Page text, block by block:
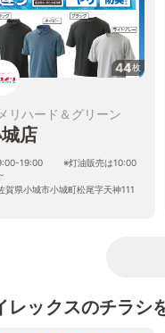
44枚
リハード＆グリーン
店
19:00 ※灯油販売は10:00
賀県小城市小城町松尾字天神111
レックスのチラシ